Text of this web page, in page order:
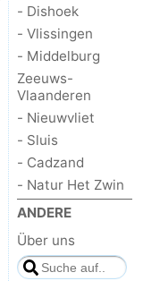
- Dishoek
- Vlissingen
- Middelburg
Zeeuws-
Vlaanderen
- Nieuwvliet
- Sluis
- Cadzand
- Natur Het Zwin
ANDERE
Über uns